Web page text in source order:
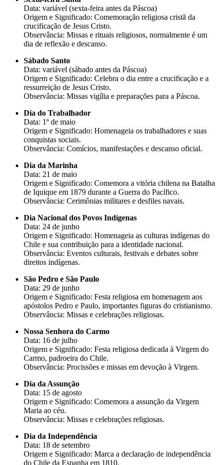
Data: variável (sexta-feira antes da Páscoa)
Origem e Significado: Comemoração religiosa cristã da
crucificação de Jesus Cristo.
Observância: Missas e rituais religiosos, normalmente é um
dia de reflexão e descanso.
Sábado Santo
Data: variável (sábado antes da Páscoa)
Origem e Significado: Celebra o dia entre a crucificação e a
ressurreição de Jesus Cristo.
Observância: Missas vigília e preparações para a Páscoa.
Dia do Trabalhador
Data: 1º de maio
Origem e Significado: Homenageia os trabalhadores e suas
conquistas sociais.
Observância: Comícios, manifestações e descanso oficial.
Dia da Marinha
Data: 21 de maio
Origem e Significado: Comemora a vitória chilena na Batalha
de Iquique em 1879 durante a Guerra do Pacífico.
Observância: Cerimônias militares e desfiles navais.
Dia Nacional dos Povos Indígenas
Data: 24 de junho
Origem e Significado: Homenageia as culturas indígenas do
Chile e sua contribuição para a identidade nacional.
Observância: Eventos culturais, festivais e debates sobre
direitos indígenas.
São Pedro e São Paulo
Data: 29 de junho
Origem e Significado: Festa religiosa em homenagem aos
apóstolos Pedro e Paulo, importantes figuras do cristianismo.
Observância: Missas e celebrações religiosas.
Nossa Senhora do Carmo
Data: 16 de julho
Origem e Significado: Festa religiosa dedicada à Virgem do
Carmo, padroeira do Chile.
Observância: Procissões e missas em devoção à Virgem.
Dia da Assunção
Data: 15 de agosto
Origem e Significado: Comemora a assunção da Virgem
Maria ao céu.
Observância: Missas e celebrações religiosas.
Dia da Independência
Data: 18 de setembro
Origem e Significado: Marca a declaração de independência
do Chile da Espanha em 1810.